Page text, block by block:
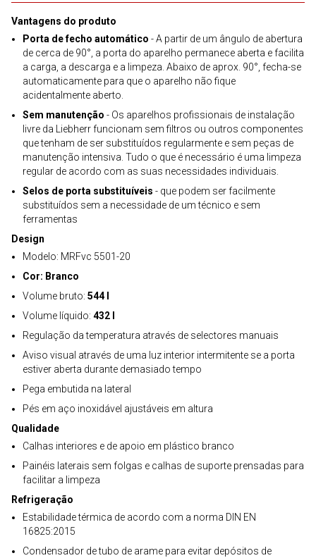
Vantagens do produto
Porta de fecho automático - A partir de um ângulo de abertura
de cerca de 90°, a porta do aparelho permanece aberta e facilita
a carga, a descarga e a limpeza. Abaixo de aprox. 90°, fecha-se
automaticamente para que o aparelho não fique
acidentalmente aberto.
Sem manutenção - Os aparelhos profissionais de instalação
livre da Liebherr funcionam sem filtros ou outros componentes
que tenham de ser substituídos regularmente e sem peças de
manutenção intensiva. Tudo o que é necessário é uma limpeza
regular de acordo com as suas necessidades individuais.
Selos de porta substituíveis - que podem ser facilmente
substituídos sem a necessidade de um técnico e sem
ferramentas
Design
Modelo: MRFvc 5501-20
Cor: Branco
Volume bruto: 544 l
Volume líquido: 432 l
Regulação da temperatura através de selectores manuais
Aviso visual através de uma luz interior intermitente se a porta
estiver aberta durante demasiado tempo
Pega embutida na lateral
Pés em aço inoxidável ajustáveis em altura
Qualidade
Calhas interiores e de apoio em plástico branco
Painéis laterais sem folgas e calhas de suporte prensadas para
facilitar a limpeza
Refrigeração
Estabilidade térmica de acordo com a norma DIN EN
16825:2015
Condensador de tubo de arame para evitar depósitos de